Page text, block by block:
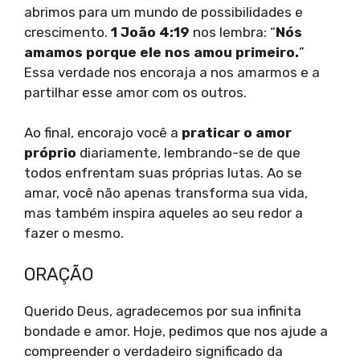
abrimos para um mundo de possibilidades e
crescimento. 1 João 4:19 nos lembra: “Nós
amamos porque ele nos amou primeiro.”
Essa verdade nos encoraja a nos amarmos e a
partilhar esse amor com os outros.
Ao final, encorajo você a praticar o amor
próprio diariamente, lembrando-se de que
todos enfrentam suas próprias lutas. Ao se
amar, você não apenas transforma sua vida,
mas também inspira aqueles ao seu redor a
fazer o mesmo.
ORAÇÃO
Querido Deus, agradecemos por sua infinita
bondade e amor. Hoje, pedimos que nos ajude a
compreender o verdadeiro significado da